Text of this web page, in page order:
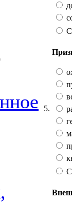
5.